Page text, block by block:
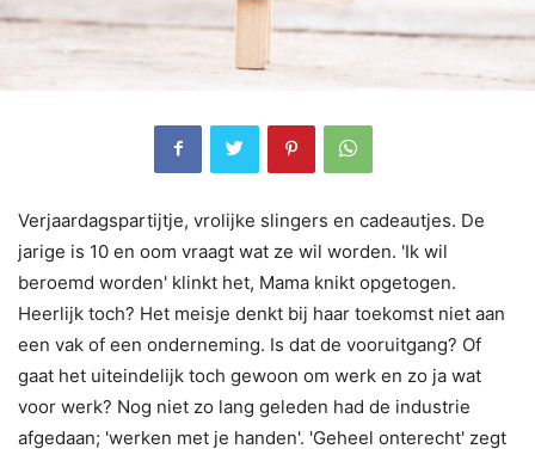
Verjaardagspartijtje, vrolijke slingers en cadeautjes. De
jarige is 10 en oom vraagt wat ze wil worden. 'Ik wil
beroemd worden' klinkt het, Mama knikt opgetogen.
Heerlijk toch? Het meisje denkt bij haar toekomst niet aan
een vak of een onderneming. Is dat de vooruitgang? Of
gaat het uiteindelijk toch gewoon om werk en zo ja wat
voor werk? Nog niet zo lang geleden had de industrie
afgedaan; 'werken met je handen'. 'Geheel onterecht' zegt